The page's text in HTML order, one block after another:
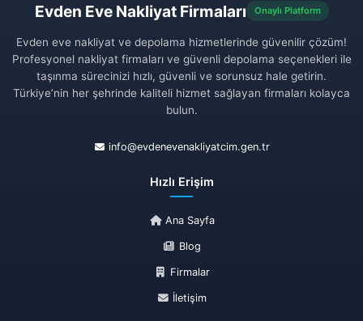
Evden Eve Nakliyat Firmaları Onaylı Platform
Evden eve nakliyat ve depolama hizmetlerinde güvenilir çözüm!
Profesyonel nakliyat firmaları ve güvenli depolama seçenekleri ile
taşınma sürecinizi hızlı, güvenli ve sorunsuz hale getirin.
Türkiye’nin her şehrinde kaliteli hizmet sağlayan firmaları kolayca
bulun.
info@evdenevenakliyatcim.gen.tr
Hızlı Erişim
Ana Sayfa
Blog
Firmalar
İletişim